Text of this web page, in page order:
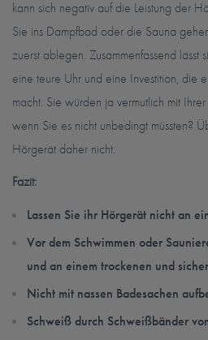
kann sich negativ auf die Leistung der
Sie ins Dampfbad oder die Sauna
zuerst ablegen. Zusammenfassend
eine teure Uhr und eine Investition, die
macht. Sie würden ja vermutlich mit
wenn Sie es nicht unbedingt müssten?
Hörgerät daher nicht.
Fazit:
Lassen Sie ihr Hörgerät nicht an
Vor dem Schwimmen oder
und an einem trockenen und
Nicht mit nassen Badesachen
Schweiß durch Schweißbänder